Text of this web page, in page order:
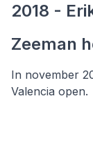
2018 -
Zeeman
In november
Valencia open.